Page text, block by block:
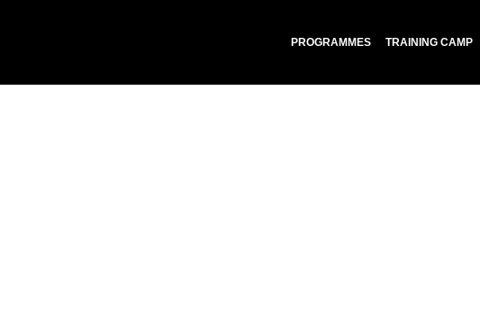
PROGRAMMES TRAINING CAMP